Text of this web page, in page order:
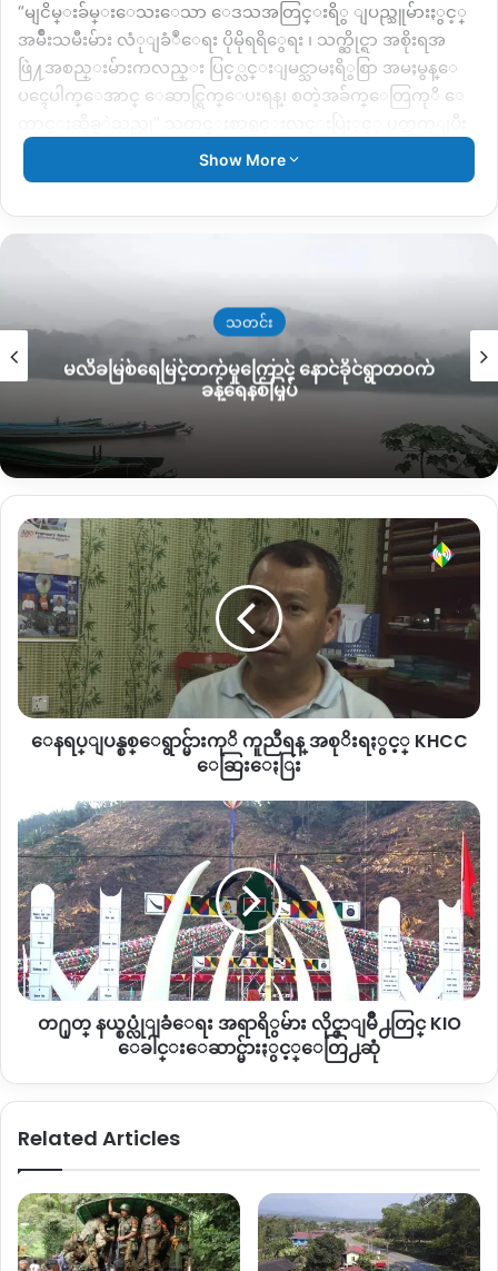
“မျငိမ္းခ်မ္းေသးေသာ ေဒသအတြင္းရိွ ျပည္သူမ်ားႏွင့္
အမ်ိဳးသမီးမ်ား လံုျခံဳေရး ပိုမိုရရိွေရး ၊ သက္ဆိုင္ရာ အစိုးရအ
ဖြဲ႔အစည္းမ်ားကလည္း ပြင့္လင္းျမင္သာမႈရိွစြာ အမႈမွန္ေ
ပၚေပါက္ေအာင္ ေဆာင္ရြက္ေပးရန္၊ စတဲ့အခ်က္ေတြကုိ ေ
ေဒၚလြမ္းညြယ္က ေျပာပါသည္။
မာက္ မေျမာက္ကုိမူ ေသဆံုးသူ၏ေဆးစစ္ခ်က္ကုိ လားရိႈးေဆး
က ေျပာဆုိပါသည္။
“ယခုလို သတင္းစာရွင္းလင္းပြဲျပဳလုပ္ျခင္းျဖင့္ သတ
င္းမီဒီယာကတဆင့္ သက္ဆိုင္ရာေတြသိရွိေစဖုိ႔ ၊ အစိုးရႏွင့္
သြားေရာက္ေတြ႔ဆံု ေဆြးေႏြးမယ့္ အခ်ိန္ေတြမွာလ
ည္း ဒီအေၾကာင္းအရာကုိ အၿမဲစည္းရံုး လံႈ႕ေဆာ္မႈေ
တြျပဳလုပ္သြားမယ္။ မွန္ကန္တ့ဲ အမႈမွန္ေပၚေပါက္ေရးအတြက္ တ
ေတြ႔ဆံုေဆြးေႏြး အေျဖရွာသြားမည္” ဟု KNG သတင္း
ဌာနသို႔ ေျပာဆိုခ့ဲသည္။
၂၀၁၁ ခုႏွစ္ အဆုိပါေဒသ ျပည္တြင္းစစ္ျဖစ္လာေသာေၾကာ
င့္ ေဒၚနန္ထန္မိသားစုသည္ နမ္ဖတ္ကာ စစ္ေရွာင္စခန္းတြင္ ခုိလံႈခဲ့ျ
ပီး ေနာက္ပုိင္းတြင္ ဝမ္းေရးအတြက္ မူလေနထုိင္ခဲ့သည္ နမ့္
ဆုံေက်းရြာသုိ႔ ျပန္လာျပီး ေစ်းေရာင္းေနစဥ္ ယခုလုိ ျ
ဖစ္ပ်က္ခဲ့ျခင္း ျဖစ္သည္ဟု သိရပါသည္။
ခ်ထားျပီး ကခ်င္လြတ္လပ္ေရးတပ္မေတာ္ KIA ႏွင့္ တေအာင္းအ
မ်ိဳးသားလြတ္ေျမာက္ေရး တပ္မေတာ္ TNLA တပ္ဖြဲ႔ တုိ႔လ
ည္း လႈပ္ရွားေနေသာ ေနရာ ေဒသျဖစ္ေၾကာင္း ရွမ္းေျ
မာက္ အရပ္ဖက္အဖြဲ႔အစည္းမ်ားမွ သိရပါသည္။
Copy URL
Show More
သတင်း
မလိခမြစ်ရေမြင့်တက်မှုကြောင့် နောင်ခိုင်ရွာတဝက်
ခန့်ရေနစ်မြှပ်
ေ
န
ရ
ပ္ျ
ပ
န္
စ
စ္ေ
ရွာ
ကူညီ
ရန္
အ
စုိး
ရႏွ
င့္
KHCC
ေ
ဆြးေႏြး
ေနရပ္ျပန္စစ္ေရွာင္မ်ားကုိ ကူညီရန္ အစုိးရႏွင့္ KHCC
ေဆြးေႏြး
တ႐ုတ္
န
ယ္
စ
ပ္
လုံျ
ခံေ
ရး
အ
ဇာျ
KIO
ေ
ခါ
တ႐ုတ္ နယ္စပ္လုံျခံေရး အရာရိွမ်ား လိုင္ဇာျမိဳ႕တြင္ KIO
ေခါင္းေဆာင္မ်ားႏွင့္ေတြ႕ဆုံ
Related Articles